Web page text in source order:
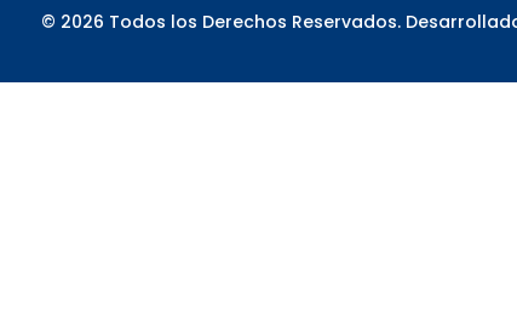
© 2026 Todos los Derechos Reservados.